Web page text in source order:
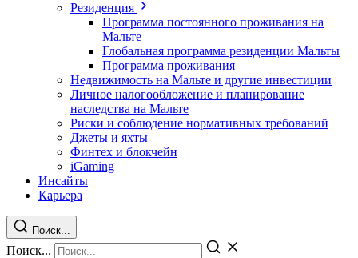
Резиденция
Программа постоянного проживания на
Мальте
Глобальная программа резиденции Мальты
Программа проживания
Недвижимость на Мальте и другие инвестиции
Личное налогообложение и планирование
наследства на Мальте
Риски и соблюдение нормативных требований
Джеты и яхты
Финтех и блокчейн
iGaming
Инсайты
Карьера
Поиск...
Поиск...